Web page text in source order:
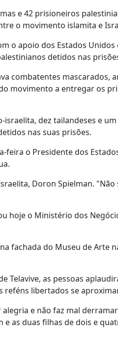
e 42 prisioneiros
o movimento islamita e
o apoio dos Estados Unidos
detidos nas
combatentes mascarados,
movimento a entregar os
dez tailandeses e
nas suas prisões.
o Presidente dos
Doron Spielman.
hoje o Ministério dos
fachada do Museu de Arte
Telavive, as pessoas
reféns libertados se
e não faz mal
as duas filhas de dois e